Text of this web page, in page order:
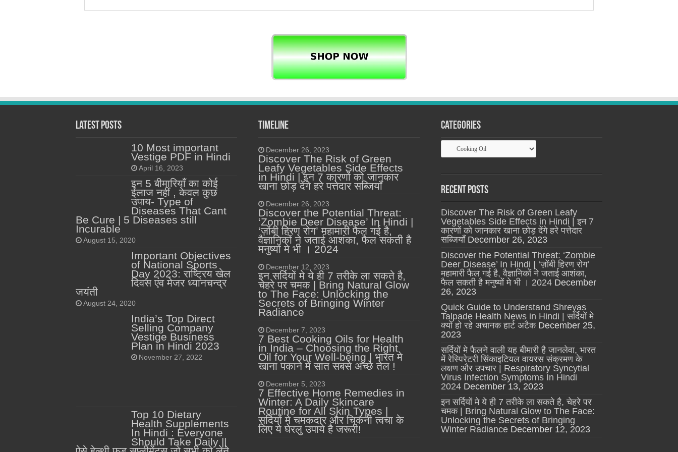
Latest Posts
10 Most important
Vestige PDF in Hindi
April 16, 2023
इन 5 बीमारियाँ का कोई
ईलाज नहीं , केवल कुछ
उपाय- Type of
Diseases That Cant
Be Cure | 5 Diseases still
Incurable
August 15, 2020
Important Objectives
of National Sports
Day 2023: राष्ट्रिय खेल
दिवस एंव मेजर ध्यानचन्द्र
जयंती
August 24, 2020
India’s Top Direct
Selling Company
Vestige Business
Plan in Hindi 2023
November 27, 2022
Top 10 Dietary
Health Supplements
In Hindi : Everyone
Should Take Daily ||
Timeline
December 26, 2023
Discover The Risk of Green
Leafy Vegetables Side Effects
in Hindi | इन 7 कारणों को जानकार
खाना छोड़ देंगे हरे पत्तेदार सब्जियाँ
December 26, 2023
Discover the Potential Threat:
‘Zombie Deer Disease’ In Hindi |
‘ज़ोंबी हिरण रोग’ महामारी फैल गई है,
वैज्ञानिकों ने जताई आशंका, फैल सकती है
मनुष्यों मे भी । 2024
December 12, 2023
इन सर्दियों मे ये ही 7 तरीके ला सकते है,
चेहरे पर चमक | Bring Natural Glow
to The Face: Unlocking the
Secrets of Bringing Winter
Radiance
December 7, 2023
7 Best Cooking Oils for Health
in India – Choosing the Right
Oil for Your Well-being | भारत मे
खाना पकाने में सात सबसे अच्छे तेल !
December 5, 2023
7 Effective Home Remedies in
Winter: A Daily Skincare
Routine for All Skin Types |
सर्दियों मे चमकदार और चिकनी त्वचा के
लिए ये घेरलु उपाये है जरूरी!
Categories
Categories
Recent Posts
Discover The Risk of Green Leafy
Vegetables Side Effects in Hindi | इन 7
कारणों को जानकार खाना छोड़ देंगे हरे पत्तेदार
सब्जियाँ December 26, 2023
Discover the Potential Threat: ‘Zombie
Deer Disease’ In Hindi | ‘ज़ोंबी हिरण रोग’
महामारी फैल गई है, वैज्ञानिकों ने जताई आशंका,
फैल सकती है मनुष्यों मे भी । 2024 December
26, 2023
Quick Guide to Understand Shreyas
Talpade Health News in Hindi | सर्दियों मे
क्यों हो रहे अचानक हार्ट अटैक December 25,
2023
सर्दियों मे फैलने वाली यह बीमारी है जानलेवा, भारत
में रेस्पिरेटरी सिंकाइटियल वायरस संक्रमण के
लक्षण और उपचार | Respiratory Syncytial
Virus Infection Symptoms In Hindi
2024 December 13, 2023
इन सर्दियों मे ये ही 7 तरीके ला सकते है, चेहरे पर
चमक | Bring Natural Glow to The Face:
Unlocking the Secrets of Bringing
Winter Radiance December 12, 2023